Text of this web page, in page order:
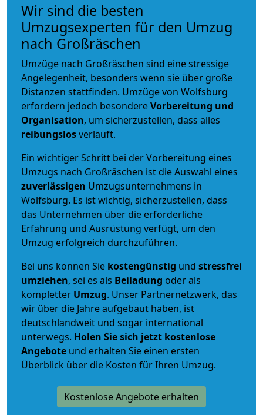
Wir sind die besten
Umzugsexperten für den Umzug
nach Großräschen
Umzüge nach Großräschen sind eine stressige
Angelegenheit, besonders wenn sie über große
Distanzen stattfinden. Umzüge von Wolfsburg
erfordern jedoch besondereVorbereitung und
Organisation, um sicherzustellen, dass alles
reibungslosverläuft.
Ein wichtiger Schritt bei der Vorbereitung eines
Umzugs nach Großräschen ist die Auswahl eines
zuverlässigen Umzugsunternehmens in
Wolfsburg. Es ist wichtig, sicherzustellen, dass
das Unternehmen über die erforderliche
Erfahrung und Ausrüstung verfügt, um den
Umzug erfolgreich durchzuführen.
Bei uns können Sie kostengünstig und stressfrei
umziehen, sei es als Beiladung oder als
kompletter Umzug. Unser Partnernetzwerk, das
wir über die Jahre aufgebaut haben, ist
deutschlandweit und sogar international
unterwegs. Holen Sie sich jetzt kostenlose
Angebote und erhalten Sie einen ersten
Überblick über die Kosten für Ihren Umzug.
Kostenlose Angebote erhalten